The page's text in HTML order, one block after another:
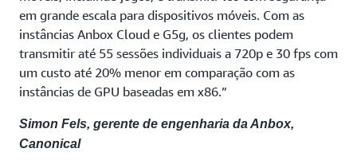
em grande escala para dispositivos móveis. Com as
instâncias Anbox Cloud e G5g, os clientes podem
transmitir até 55 sessões individuais a 720p e 30 fps com
um custo até 20% menor em comparação com as
instâncias de GPU baseadas em x86.”
Simon Fels, gerente de engenharia da Anbox,
Canonical